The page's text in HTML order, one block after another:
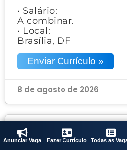
• Salário:
A combinar.
• Local:
Brasília, DF
Enviar Currículo »
8 de agosto de 2026
Frentista
Anunciar Vaga Fazer Currículo Todas as